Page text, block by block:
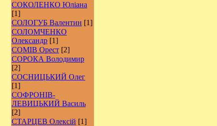
СОКОЛЕНКО Юліана
[1]
СОЛОГУБ Валентин [1]
СОЛОМЧЕНКО
Олександр [1]
СОМІВ Орест [2]
СОРОКА Володимир
[2]
СОСНИЦЬКИЙ Олег
[1]
СОФРОНІВ-
ЛЕВИЦЬКИЙ Василь
[2]
СТАРЦЕВ Олексій [1]